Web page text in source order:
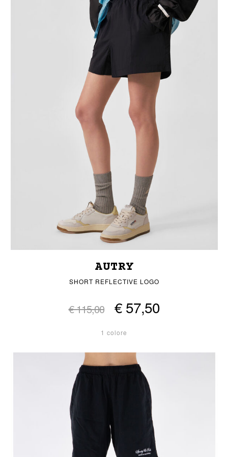
AUTRY
SHORT REFLECTIVE LOGO
€ 115,00 € 57,50
1 colore